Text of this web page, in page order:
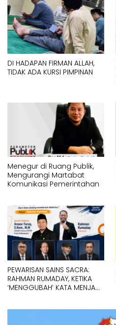
DI HADAPAN FIRMAN ALLAH,
TIDAK ADA KURSI PIMPINAN
Menegur di Ruang Publik,
Mengurangi Martabat
Komunikasi Pemerintahan
PEWARISAN SAINS SACRA:
RAHMAN RUMADAY, KETIKA
‘MENGGUBAH’ KATA MENJADI